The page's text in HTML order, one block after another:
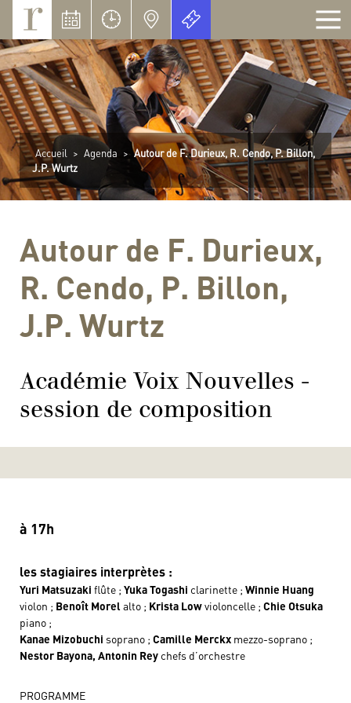
Accueil > Agenda > Autour de F. Durieux, R. Cendo, P. Billon,
J.P. Wurtz
Autour de F. Durieux,
R. Cendo, P. Billon,
J.P. Wurtz
Académie Voix Nouvelles -
session de composition
à 17h
les stagiaires interprètes :
Yuri Matsuzaki flûte ; Yuka Togashi clarinette ; Winnie Huang
violon ; Benoît Morel alto ; Krista Lowvioloncelle ; Chie Otsuka
piano ;
Kanae Mizobuchi soprano ; Camille Merckx mezzo-soprano ;
Nestor Bayona, Antonin Rey chefs d’orchestre
PROGRAMME
Panneau de gestion des cookies